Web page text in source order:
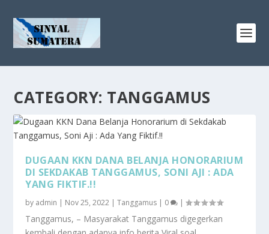
CATEGORY: TANGGAMUS
DUGAAN KKN DANA BELANJA HONORARIUM
DI SEKDAKAB TANGGAMUS, SONI AJI : ADA
YANG FIKTIF.!!
by admin | Nov 25, 2022 |Tanggamus | 0 |
Tanggamus, – Masyarakat Tanggamus digegerkan